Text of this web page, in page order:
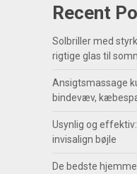
Recent
Solbriller med
rigtige glas til
Ansigtsmassage
bindevæv,
Usynlig og
invisalign bøjle
De bedste